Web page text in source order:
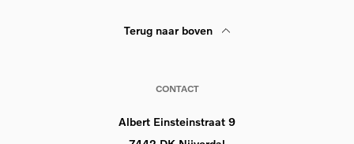
Terug naar boven
CONTACT
Albert Einsteinstraat 9